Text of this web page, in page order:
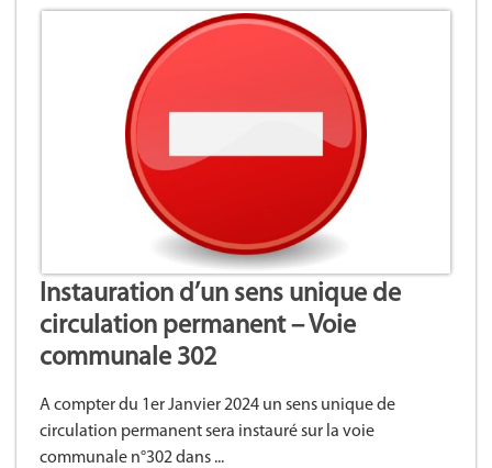
Instauration d’un sens unique de
circulation permanent – Voie
communale 302
A compter du 1er Janvier 2024 un sens unique de
circulation permanent sera instauré sur la voie
communale n°302 dans ...